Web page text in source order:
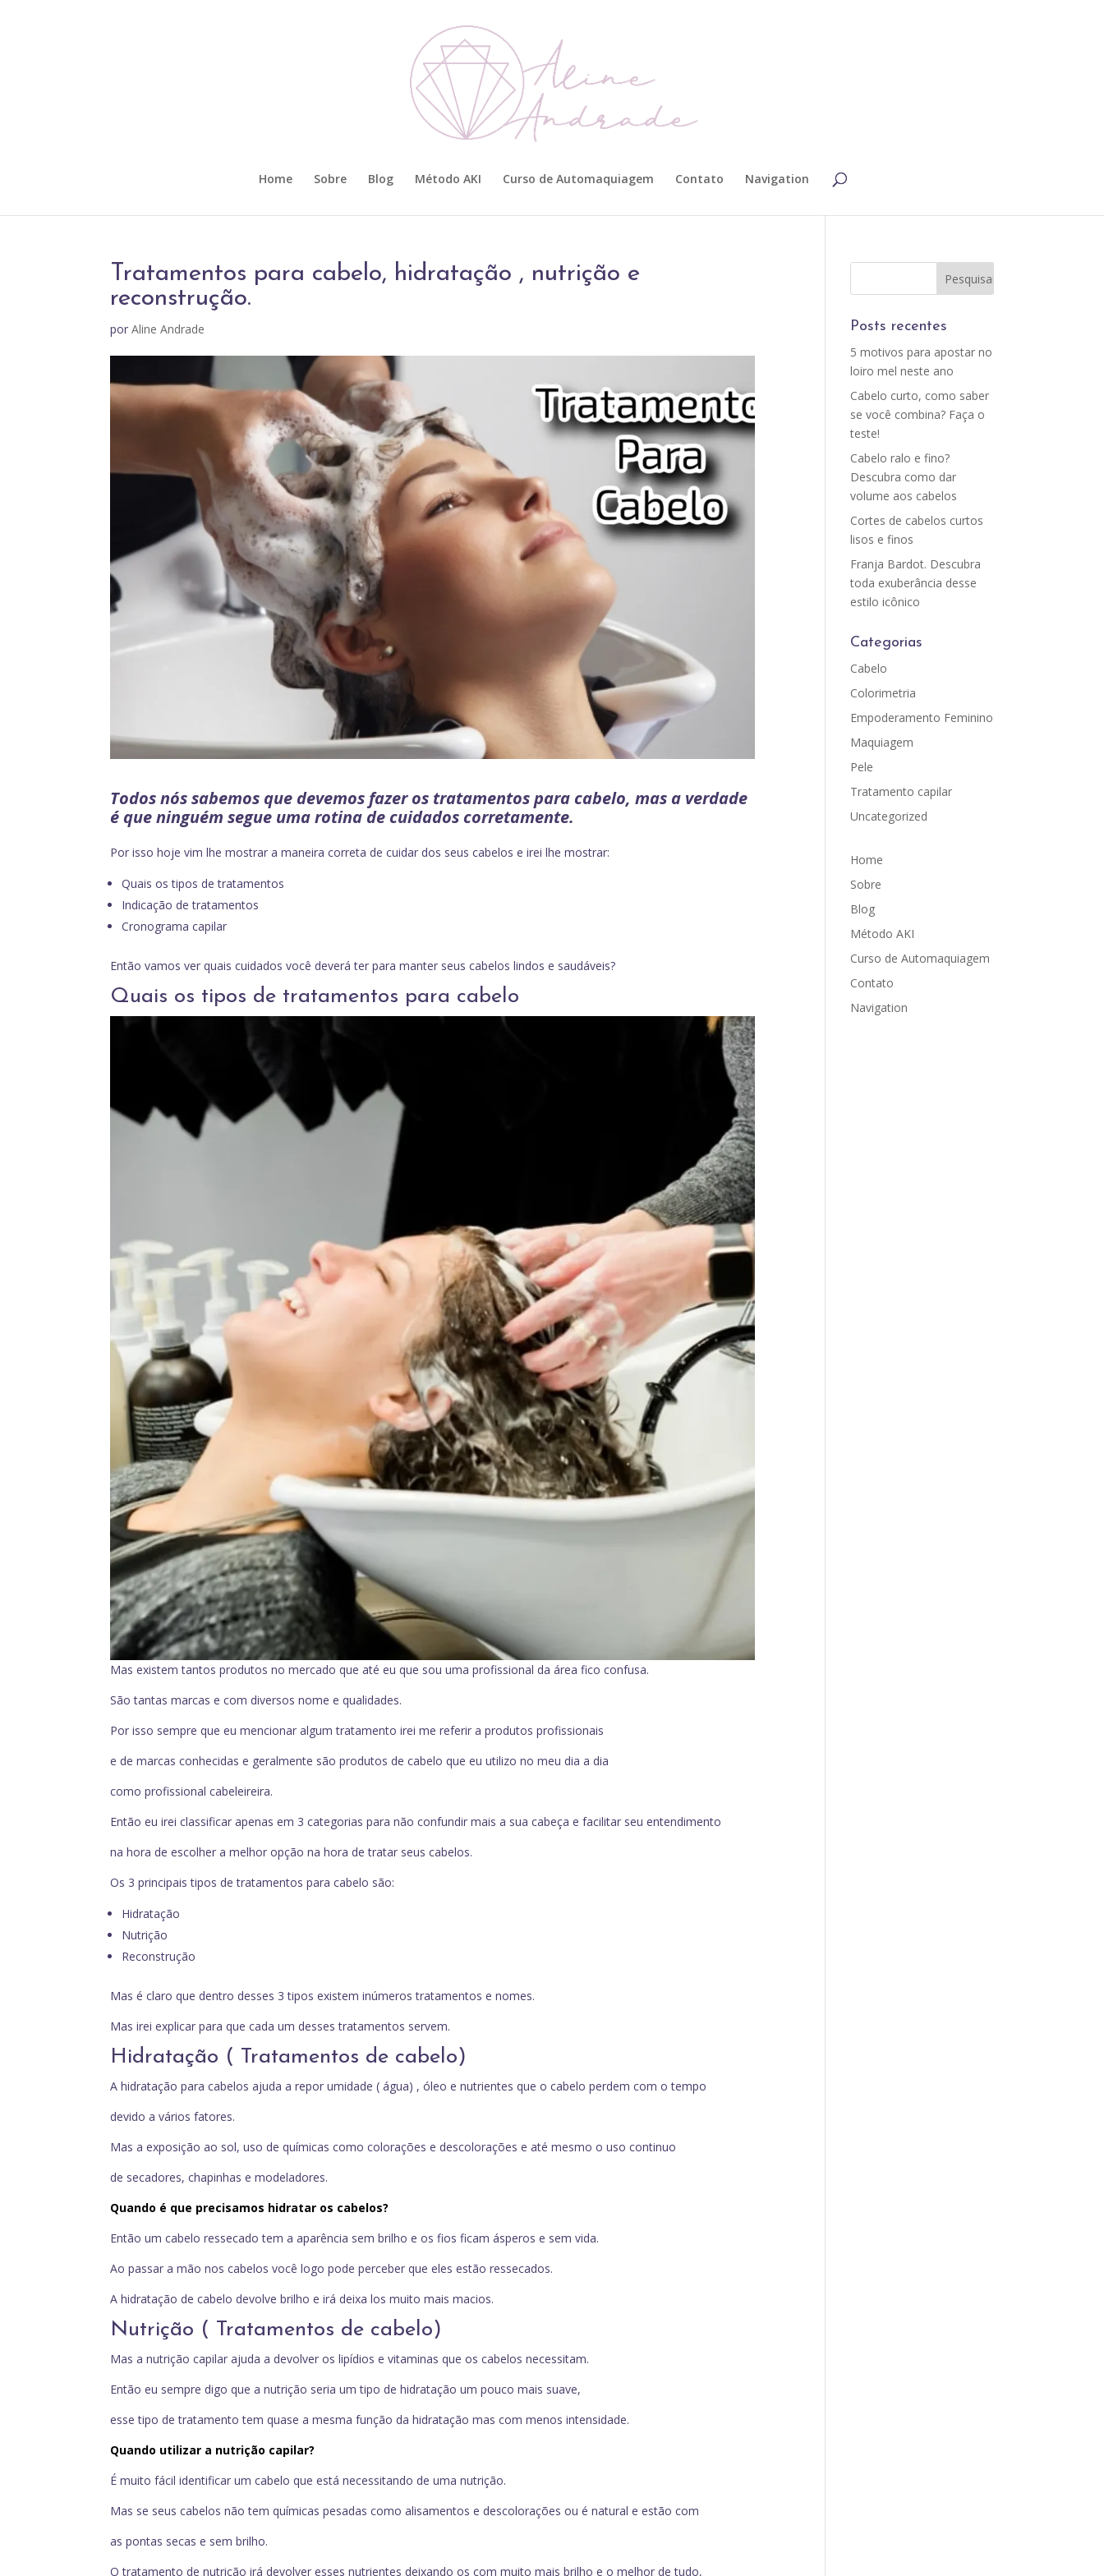
Home Sobre Blog Método AKI Curso de Automaquiagem Contato Navigation
Tratamentos para cabelo, hidratação , nutrição e
reconstrução.
porAline Andrade
Todos nós sabemos que devemos fazer os tratamentos para cabelo, mas a verdade
é que ninguém segue uma rotina de cuidados corretamente.
Por isso hoje vim lhe mostrar a maneira correta de cuidar dos seus cabelos e irei lhe mostrar:
Quais os tipos de tratamentos
Indicação de tratamentos
Cronograma capilar
Então vamos ver quais cuidados você deverá ter para manter seus cabelos lindos e saudáveis?
Quais os tipos de tratamentos para cabelo
Mas existem tantos produtos no mercado que até eu que sou uma profissional da área fico confusa.
São tantas marcas e com diversos nome e qualidades.
Por isso sempre que eu mencionar algum tratamento irei me referir a produtos profissionais
e de marcas conhecidas e geralmente são produtos de cabelo que eu utilizo no meu dia a dia
como profissional cabeleireira.
Então eu irei classificar apenas em 3 categorias para não confundir mais a sua cabeça e facilitar seu entendimento
na hora de escolher a melhor opção na hora de tratar seus cabelos.
Os 3 principais tipos de tratamentos para cabelo são:
Hidratação
Nutrição
Reconstrução
Mas é claro que dentro desses 3 tipos existem inúmeros tratamentos e nomes.
Mas irei explicar para que cada um desses tratamentos servem.
Hidratação ( Tratamentos de cabelo)
A hidratação para cabelos ajuda a repor umidade ( água) , óleo e nutrientes que o cabelo perdem com o tempo
devido a vários fatores.
Mas a exposição ao sol, uso de químicas como colorações e descolorações e até mesmo o uso continuo
de secadores, chapinhas e modeladores.
Quando é que precisamos hidratar os cabelos?
Então um cabelo ressecado tem a aparência sem brilho e os fios ficam ásperos e sem vida.
Ao passar a mão nos cabelos você logo pode perceber que eles estão ressecados.
A hidratação de cabelo devolve brilho e irá deixa los muito mais macios.
Nutrição ( Tratamentos de cabelo)
Mas a nutrição capilar ajuda a devolver os lipídios e vitaminas que os cabelos necessitam.
Então eu sempre digo que a nutrição seria um tipo de hidratação um pouco mais suave,
esse tipo de tratamento tem quase a mesma função da hidratação mas com menos intensidade.
Quando utilizar a nutrição capilar?
É muito fácil identificar um cabelo que está necessitando de uma nutrição.
Mas se seus cabelos não tem químicas pesadas como alisamentos e descolorações ou é natural e estão com
as pontas secas e sem brilho.
O tratamento de nutrição irá devolver esses nutrientes deixando os com muito mais brilho e o melhor de tudo,
Posts recentes
5 motivos para apostar no
loiro mel neste ano
Cabelo curto, como saber
se você combina? Faça o
teste!
Cabelo ralo e fino?
Descubra como dar
volume aos cabelos
Cortes de cabelos curtos
lisos e finos
Franja Bardot. Descubra
toda exuberância desse
estilo icônico
Categorias
Cabelo
Colorimetria
Empoderamento Feminino
Maquiagem
Pele
Tratamento capilar
Uncategorized
Home
Sobre
Blog
Método AKI
Curso de Automaquiagem
Contato
Navigation